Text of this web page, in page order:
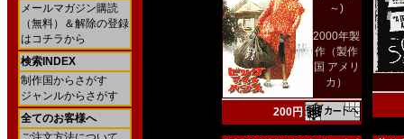
メールマガジン購読
（無料）＆解除の登録
はコチラから
検索INDEX
制作国からさがす
ジャンルからさがす
全てのお客様へ
～)
2000年製
作（製作
国 アメリ
カ）
200円